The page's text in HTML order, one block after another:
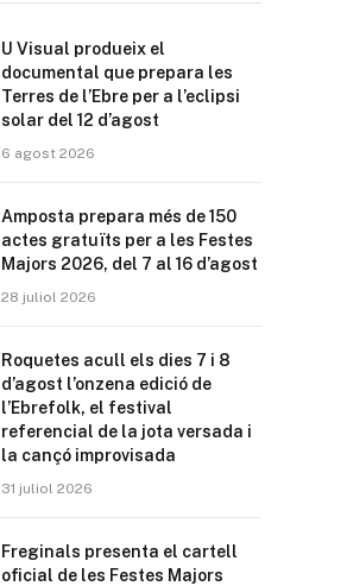
U Visual produeix el
documental que prepara les
Terres de l’Ebre per a l’eclipsi
solar del 12 d’agost
6 agost 2026
Amposta prepara més de 150
actes gratuïts per a les Festes
Majors 2026, del 7 al 16 d’agost
28 juliol 2026
Roquetes acull els dies 7 i 8
d’agost l’onzena edició de
l’Ebrefolk, el festival
referencial de la jota versada i
la cançó improvisada
31 juliol 2026
Freginals presenta el cartell
oficial de les Festes Majors